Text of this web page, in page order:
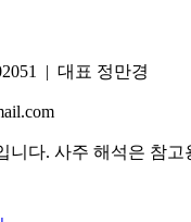
| 대표 정만경
다. 사주 해석은 참